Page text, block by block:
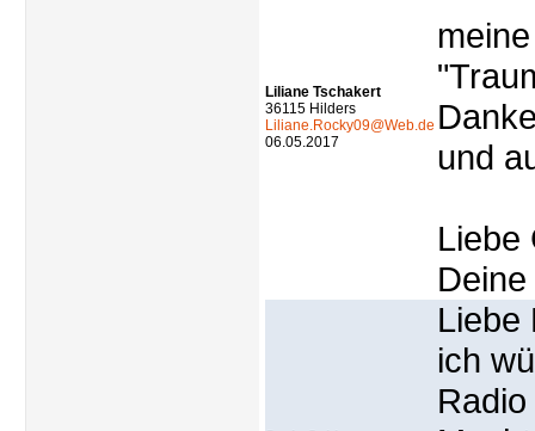
Liliane Tschakert
36115 Hilders
Liliane.Rocky09@Web.de
06.05.2017
und
Liebe
Liebe
ich